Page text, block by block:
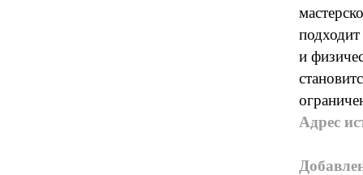
и
Адрес